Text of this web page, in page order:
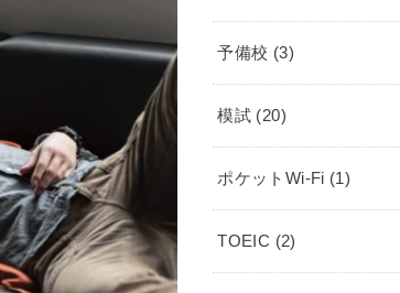
予備校 (3)
模試 (20)
ポケットWi-Fi (1)
TOEIC (2)